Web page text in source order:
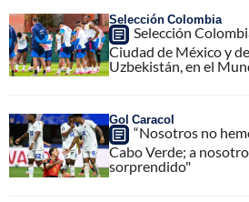
Selección Colombia
Selección
Ciudad de México y
Uzbekistán, en el
Gol Caracol
“Nosotros no
Cabo Verde; a
sorprendido"